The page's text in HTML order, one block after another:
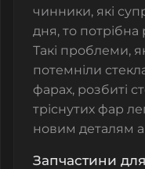
чинники, які
дня, то
Такі проблеми,
потемніли
фарах, розбиті
тріснутих фар
новим деталям
Запчастини